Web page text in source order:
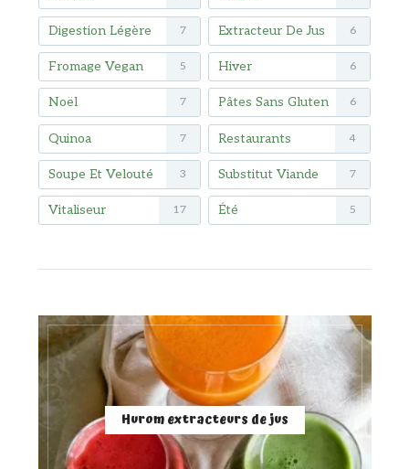
Digestion Légère 7 Extracteur De Jus 6
Fromage Vegan 5 Hiver 6
Noël 7 Pâtes Sans Gluten 6
Quinoa 7 Restaurants 4
Soupe Et Velouté 3 Substitut Viande 7
Vitaliseur 17 Été 5
Hurom extracteurs de jus